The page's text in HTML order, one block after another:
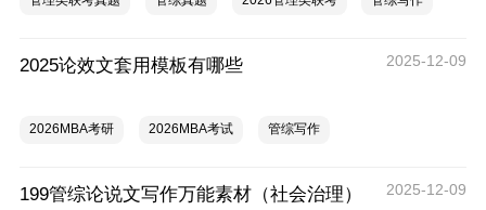
2025论效文套用模板有哪些 2025-12-09
2026MBA考研 2026MBA考试 管综写作
199管综论说文写作万能素材（社会治理） 2025-12-09